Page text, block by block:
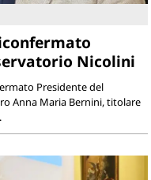
Nicolini
Presidente del
Anna Maria Bernini, titolare